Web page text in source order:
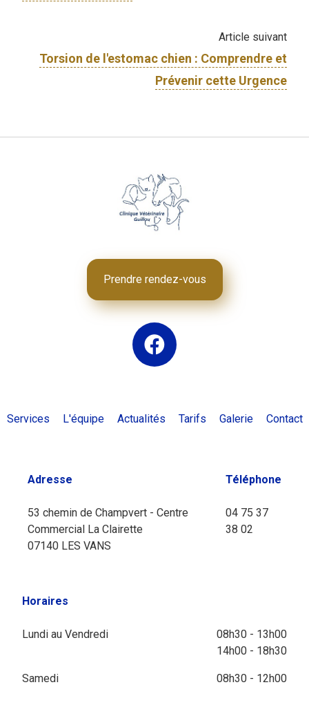
Article suivant
Torsion de l'estomac chien : Comprendre et
Prévenir cette Urgence
Prendre rendez-vous
Services L'équipe Actualités Tarifs Galerie Contact
Adresse
53 chemin de Champvert - Centre
Commercial La Clairette
07140 LES VANS
Téléphone
04 75 37
38 02
Horaires
Lundi au Vendredi
08h30 - 13h00
14h00 - 18h30
Samedi 08h30 - 12h00